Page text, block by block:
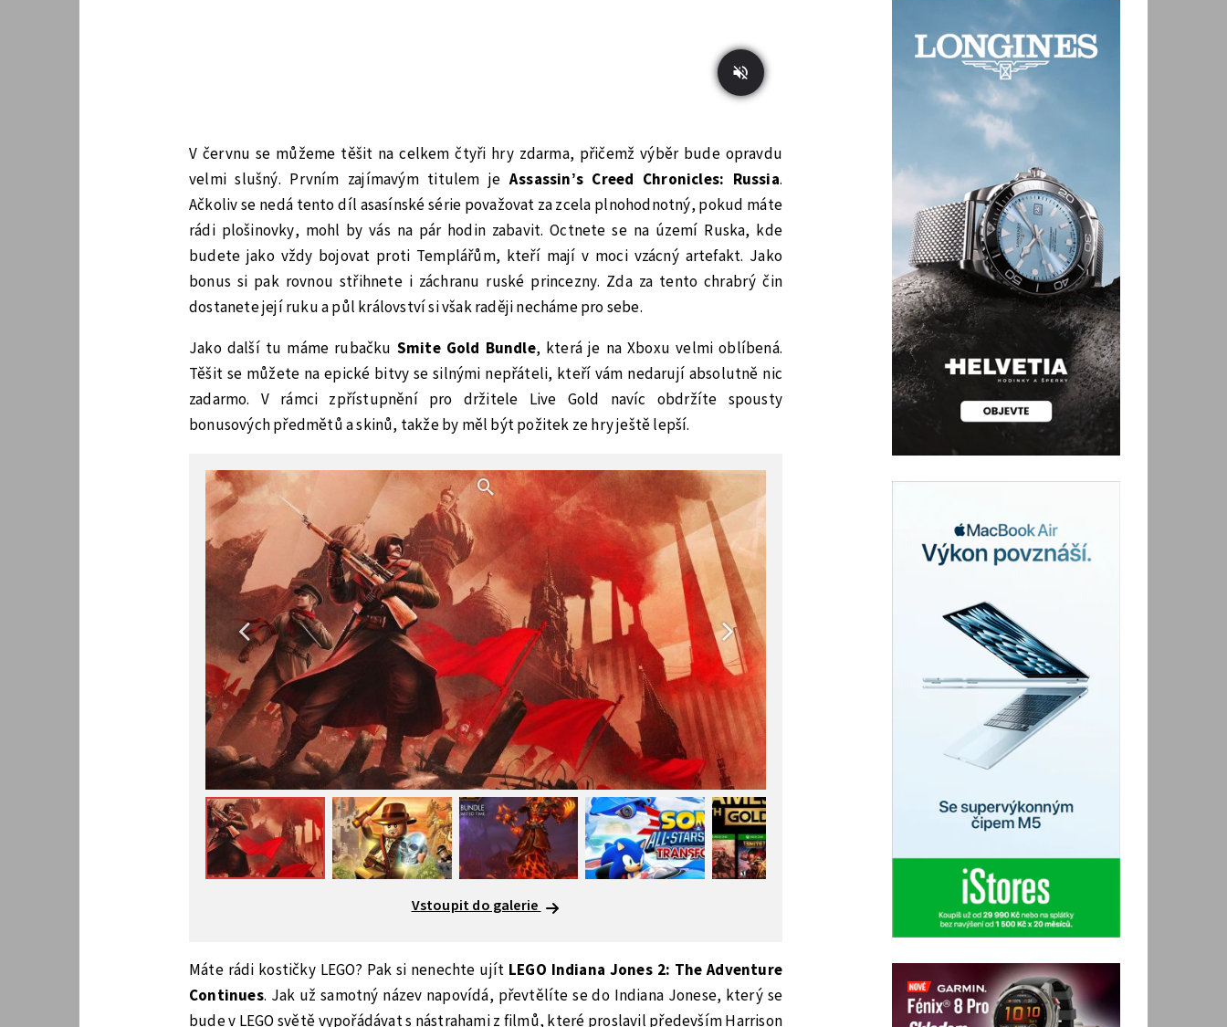
V červnu se můžeme těšit na celkem čtyři hry zdarma, přičemž výběr bude opravdu
velmi slušný. Prvním zajímavým titulem jeAssassin’s Creed Chronicles: Russia.
Ačkoliv se nedá tento díl asasínské série považovat za zcela plnohodnotný, pokud máte
rádi plošinovky, mohl by vás na pár hodin zabavit. Octnete se na území Ruska, kde
budete jako vždy bojovat proti Templářům, kteří mají v moci vzácný artefakt. Jako
bonus si pak rovnou střihnete i záchranu ruské princezny. Zda za tento chrabrý čin
dostanete její ruku a půl království si však raději necháme pro sebe.
Jako další tu máme rubačku Smite Gold Bundle, která je na Xboxu velmi oblíbená.
Těšit se můžete na epické bitvy se silnými nepřáteli, kteří vám nedarují absolutně nic
zadarmo. V rámci zpřístupnění pro držitele Live Gold navíc obdržíte spousty
bonusových předmětů a skinů, takže by měl být požitek ze hry ještě lepší.
Vstoupit do galerie
Máte rádi kostičky LEGO? Pak si nenechte ujít LEGO Indiana Jones 2: The Adventure
Continues. Jak už samotný název napovídá, převtělíte se do Indiana Jonese, který se
bude v LEGO světě vypořádávat s nástrahami z filmů, které proslavil především Harrison